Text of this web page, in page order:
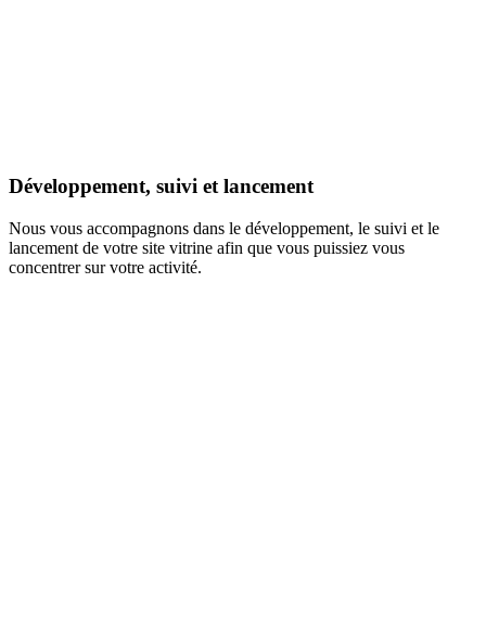
Développement, suivi et lancement
Nous vous accompagnons dans le développement, le suivi et le
lancement de votre site vitrine afin que vous puissiez vous
concentrer sur votre activité.